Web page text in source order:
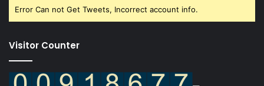
Error Can not Get Tweets, Incorrect account info.
Visitor Counter